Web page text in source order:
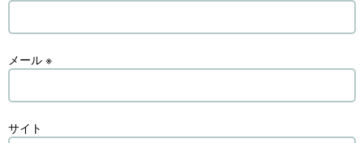
メール ※
サイト